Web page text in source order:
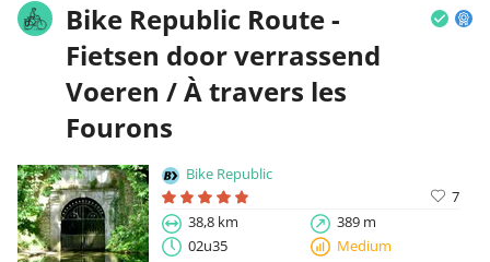
Bike Republic Route -
Fietsen door verrassend
Voeren / À travers les
Fourons
Bike Republic
7
38,8 km
389 m
02u35
Medium